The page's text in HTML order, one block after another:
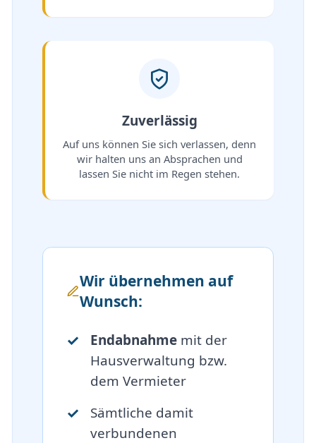
Zuverlässig
Auf uns können Sie sich verlassen, denn
wir halten uns an Absprachen und
lassen Sie nicht im Regen stehen.
Wir übernehmen auf
Wunsch:
Endabnahmemit der
Hausverwaltung bzw.
dem Vermieter
Sämtliche damit
verbundenen